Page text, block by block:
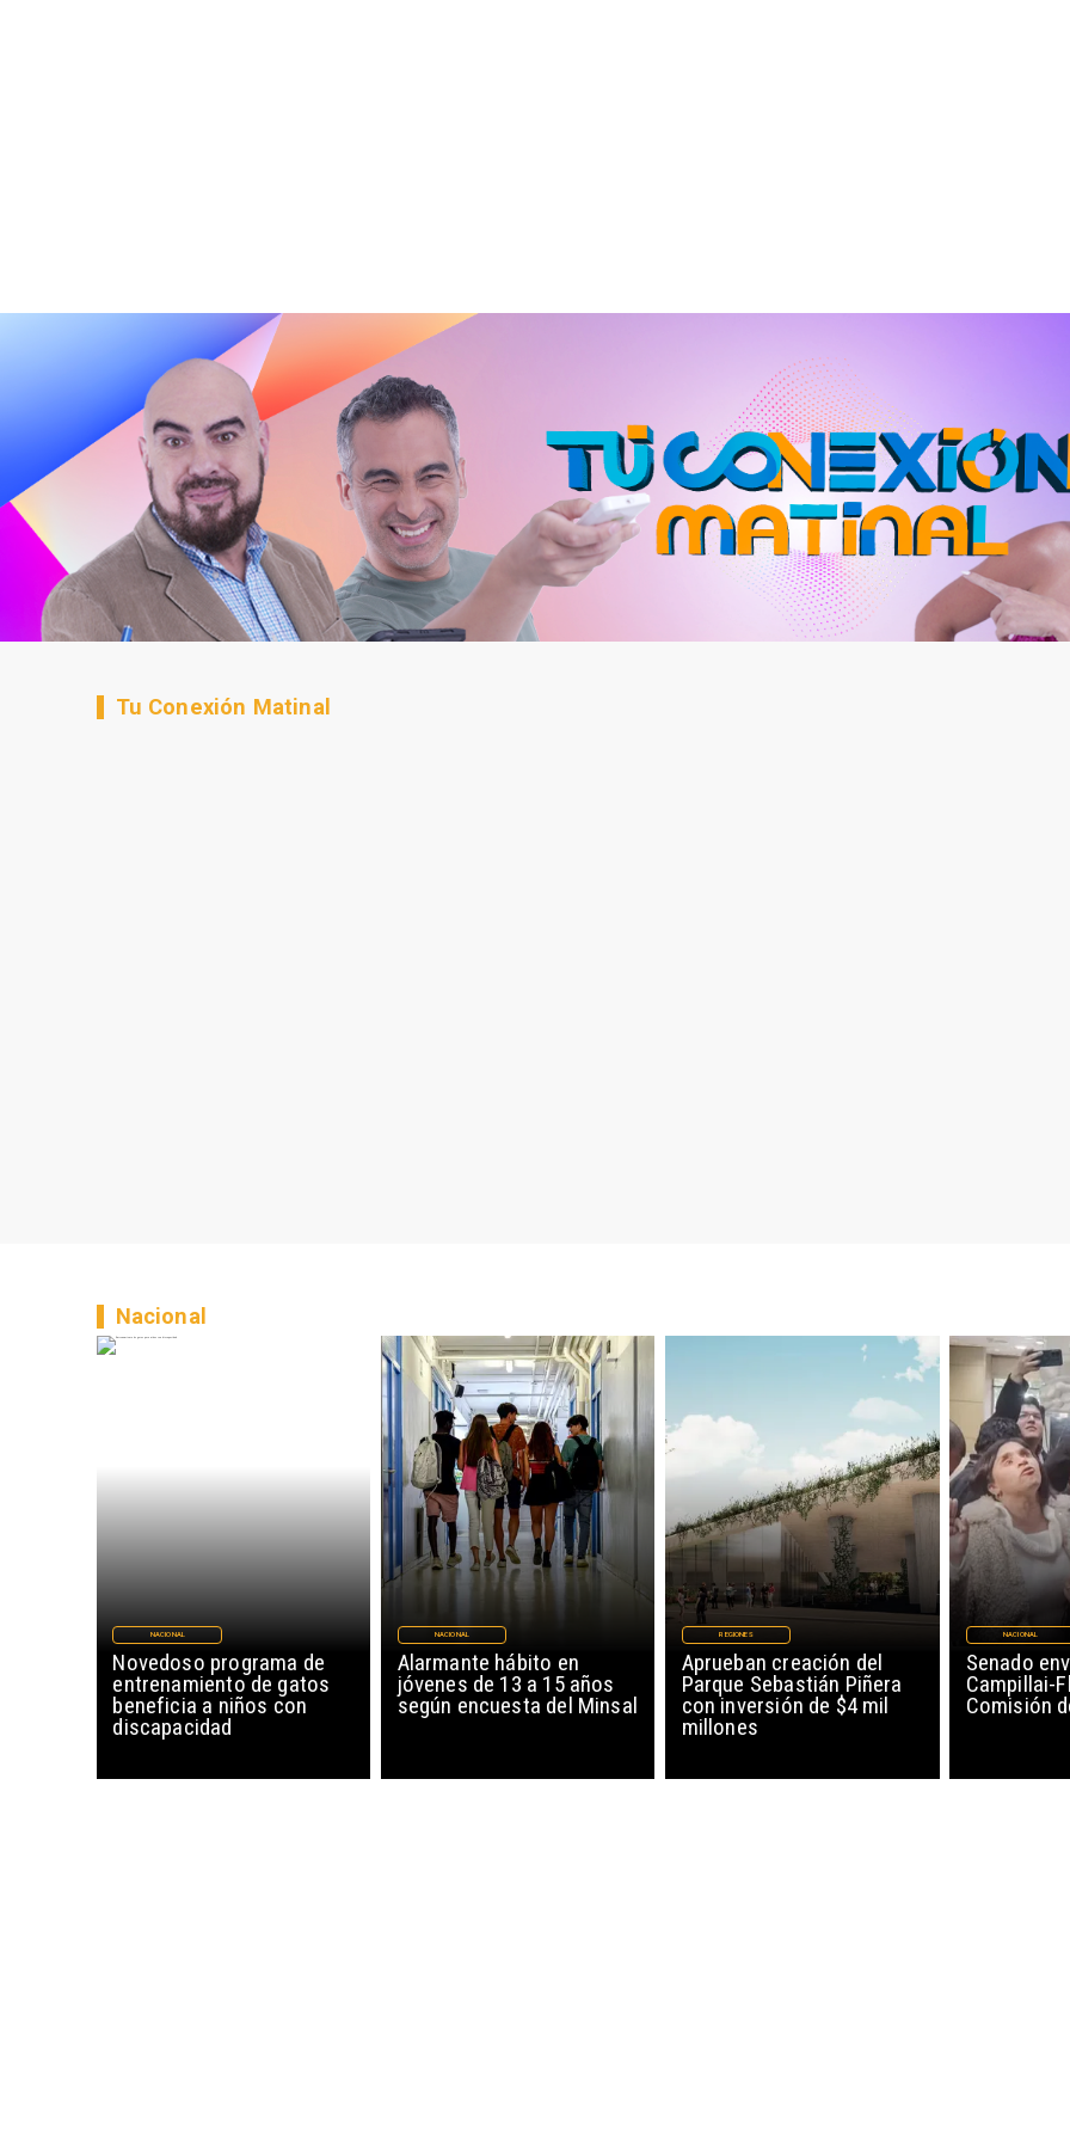
Tu Conexión Matinal
Novedoso programa de
entrenamiento de gatos
beneficia a niños con
discapacidad
NACIONAL
Alarmante hábito en
jóvenes de 13 a 15 años
según encuesta del Minsal
NACIONAL
Aprueban creación del
Parque Sebastián Piñera
con inversión de $4 mil
millones
REGIONES
Senado
Campillai-
Comisión
NACIONAL
Nacional